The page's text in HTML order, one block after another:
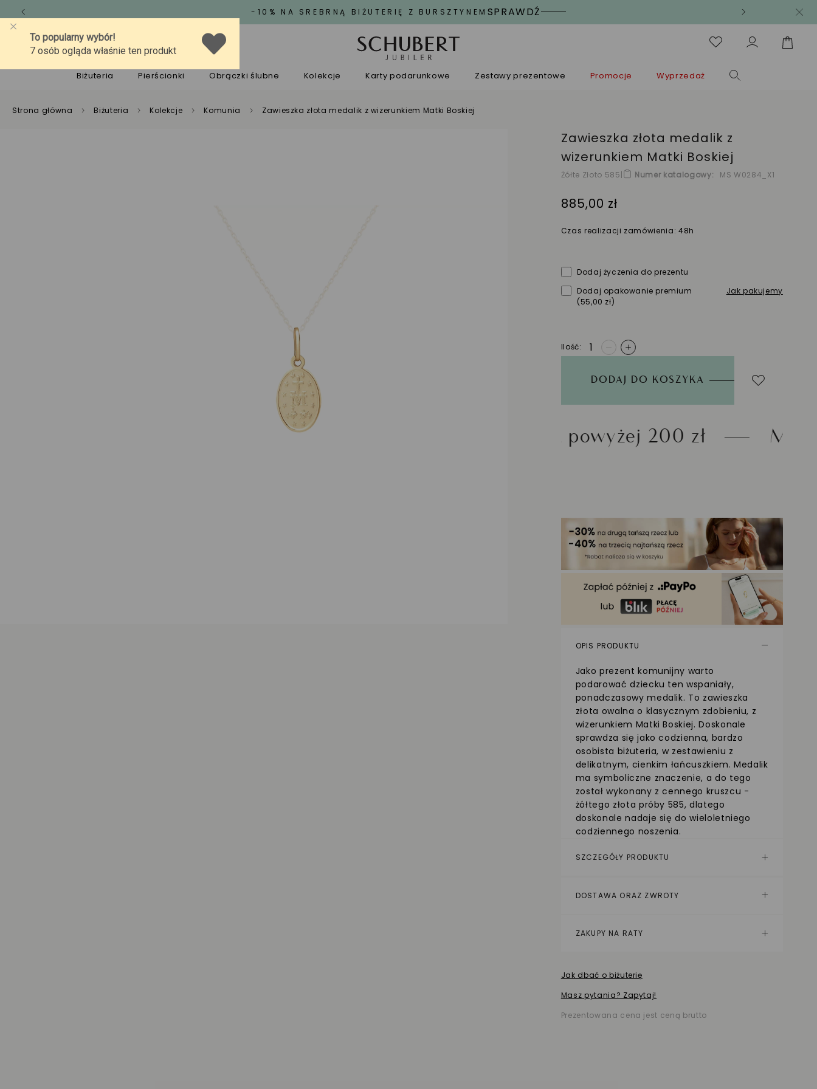
-10% NA SREBRNĄ BIŻUTERIĘ Z BURSZTYNEM SPRAWDŹ
O marceJakośćPomoc
Biżuteria Pierścionki Obrączki ślubne Kolekcje Karty podarunkowe Zestawy prezentowe Promocje Wyprzedaż
Strona główna Biżuteria Kolekcje Komunia Zawieszka złota medalik z wizerunkiem Matki Boskiej
Zawieszka złota medalik z
wizerunkiem Matki Boskiej
Żółte Złoto 585| Numer katalogowy MS W0284_X1
885,00 zł
Czas realizacji zamówienia: 48h
Dodaj życzenia do prezentu
Dodaj opakowanie premium
(55,00 zł)
Jak pakujemy
Ilość +
DODAJ DO KOSZYKA
Darmowa dostawa powyżej 200 zł Możliwość
OPIS PRODUKTU
Jako prezent komunijny warto
podarować dziecku ten wspaniały,
ponadczasowy medalik. To zawieszka
złota owalna o klasycznym zdobieniu, z
wizerunkiem Matki Boskiej. Doskonale
sprawdza się jako codzienna, bardzo
osobista biżuteria, w zestawieniu z
delikatnym, cienkim łańcuszkiem. Medalik
ma symboliczne znaczenie, a do tego
został wykonany z cennego kruszcu -
żółtego złota próby 585, dlatego
doskonale nadaje się do wieloletniego
codziennego noszenia.
SZCZEGÓŁY PRODUKTU
DOSTAWA ORAZ ZWROTY
ZAKUPY NA RATY
Jak dbać o biżuterię
Masz pytania? Zapytaj!
Prezentowana cena jest ceną brutto